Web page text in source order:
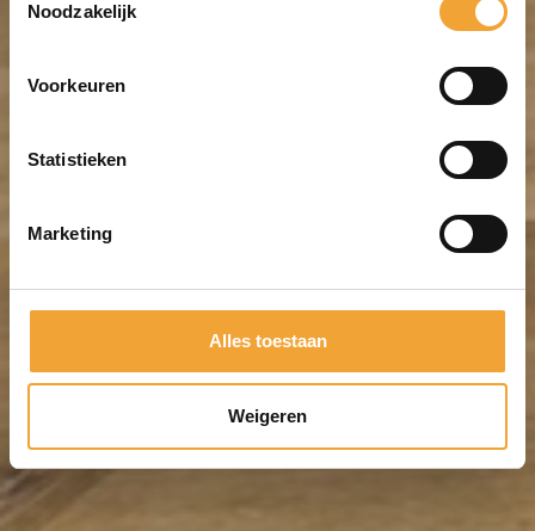
Noodzakelijk
Voorkeuren
Statistieken
Marketing
Alles toestaan
Weigeren